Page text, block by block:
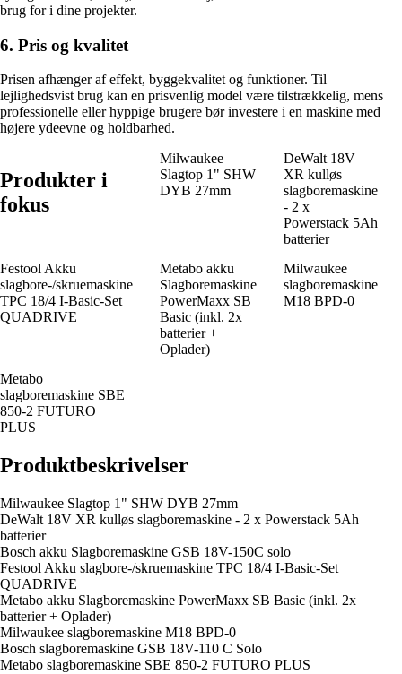
brug for i dine projekter.
6. Pris og kvalitet
Prisen afhænger af effekt, byggekvalitet og funktioner. Til
lejlighedsvist brug kan en prisvenlig model være tilstrækkelig, mens
professionelle eller hyppige brugere bør investere i en maskine med
højere ydeevne og holdbarhed.
Produkter i
fokus
Milwaukee
Slagtop 1" SHW
DYB 27mm
DeWalt 18V
XR kulløs
slagboremaskine
- 2 x
Powerstack 5Ah
batterier
Festool Akku
slagbore-/skruemaskine
TPC 18/4 I-Basic-Set
QUADRIVE
Metabo akku
Slagboremaskine
PowerMaxx SB
Basic (inkl. 2x
batterier +
Oplader)
Milwaukee
slagboremaskine
M18 BPD-0
Metabo
slagboremaskine SBE
850-2 FUTURO
PLUS
Produktbeskrivelser
Milwaukee Slagtop 1" SHW DYB 27mm
DeWalt 18V XR kulløs slagboremaskine - 2 x Powerstack 5Ah
batterier
Bosch akku Slagboremaskine GSB 18V-150C solo
Festool Akku slagbore-/skruemaskine TPC 18/4 I-Basic-Set
QUADRIVE
Metabo akku Slagboremaskine PowerMaxx SB Basic (inkl. 2x
batterier + Oplader)
Milwaukee slagboremaskine M18 BPD-0
Bosch slagboremaskine GSB 18V-110 C Solo
Metabo slagboremaskine SBE 850-2 FUTURO PLUS